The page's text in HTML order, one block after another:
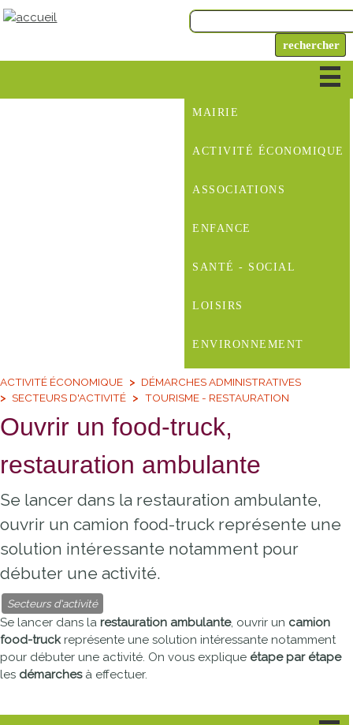
MAIRIE
ACTIVITÉ ÉCONOMIQUE
ASSOCIATIONS
ENFANCE
SANTÉ - SOCIAL
LOISIRS
ENVIRONNEMENT
ACTIVITÉ ÉCONOMIQUE
DÉMARCHES ADMINISTRATIVES
SECTEURS D'ACTIVITÉ
TOURISME - RESTAURATION
Ouvrir un food-truck,
restauration ambulante
Se lancer dans la restauration ambulante,
ouvrir un camion food-truck représente une
solution intéressante notamment pour
débuter une activité.
Secteurs d'activité
Se lancer dans la restauration ambulante, ouvrir un camion
food-truckreprésente une solution intéressante notamment
pour débuter une activité. On vous explique étape par étape
les démarchesà effectuer.